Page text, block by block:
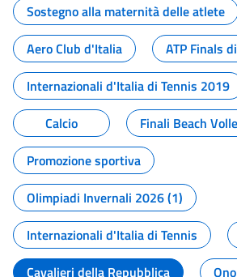
Sostegno alla maternità delle atlete
Aero Club d'Italia
ATP Finals
Internazionali d'Italia di Tennis 2019
Calcio
Finali Beach
Promozione sportiva
Olimpiadi Invernali 2026 (1)
Internazionali d'Italia di Tennis
Cavalieri della Repubblica